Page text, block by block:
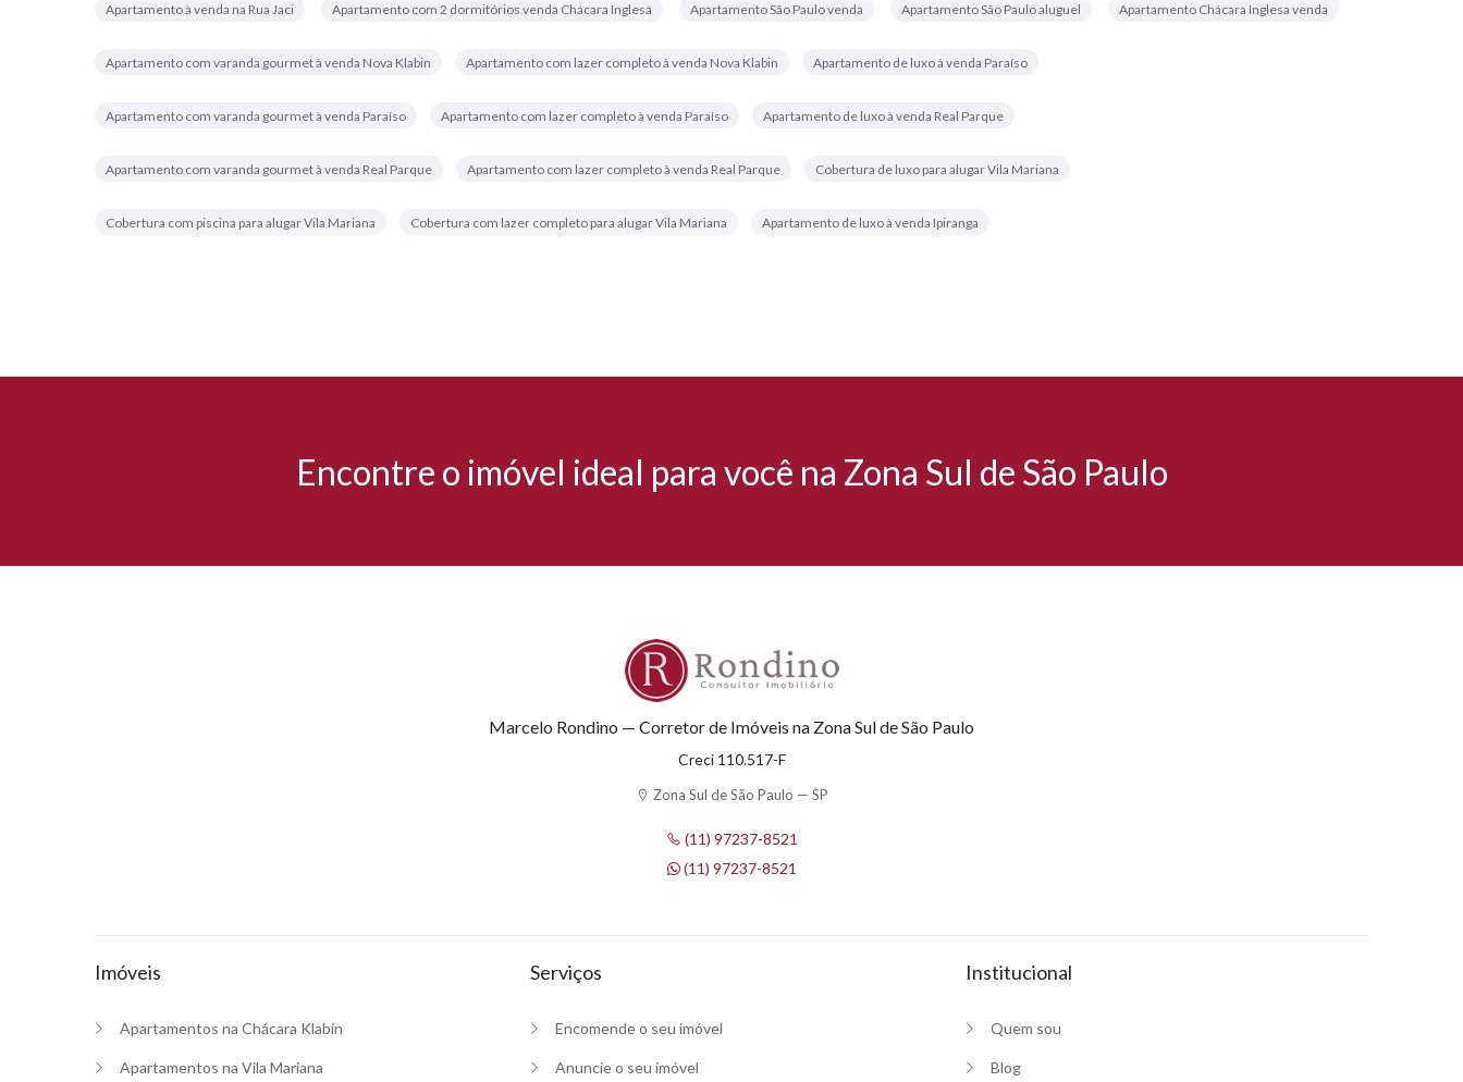
Apartamento à venda na Rua Jaci Apartamento com 2 dormitórios venda Chácara Inglesa Apartamento São Paulo venda Apartamento São Paulo aluguel Apartamento Chácara Inglesa venda
Apartamento com varanda gourmet à venda Nova Klabin Apartamento com lazer completo à venda Nova Klabin Apartamento de luxo à venda Paraíso
Apartamento com varanda gourmet à venda Paraíso Apartamento com lazer completo à venda Paraíso Apartamento de luxo à venda Real Parque
Apartamento com varanda gourmet à venda Real Parque Apartamento com lazer completo à venda Real Parque Cobertura de luxo para alugar Vila Mariana
Cobertura com piscina para alugar Vila Mariana Cobertura com lazer completo para alugar Vila Mariana Apartamento de luxo à venda Ipiranga
Encontre o imóvel ideal para você na Zona Sul de São Paulo
Marcelo Rondino — Corretor de Imóveis na Zona Sul de São Paulo
Creci 110.517-F
Zona Sul de São Paulo — SP
(11) 97237-8521
(11) 97237-8521
Imóveis
Apartamentos na Chácara Klabin
Apartamentos na Vila Mariana
Serviços
Encomende o seu imóvel
Anuncie o seu imóvel
Institucional
Quem sou
Blog